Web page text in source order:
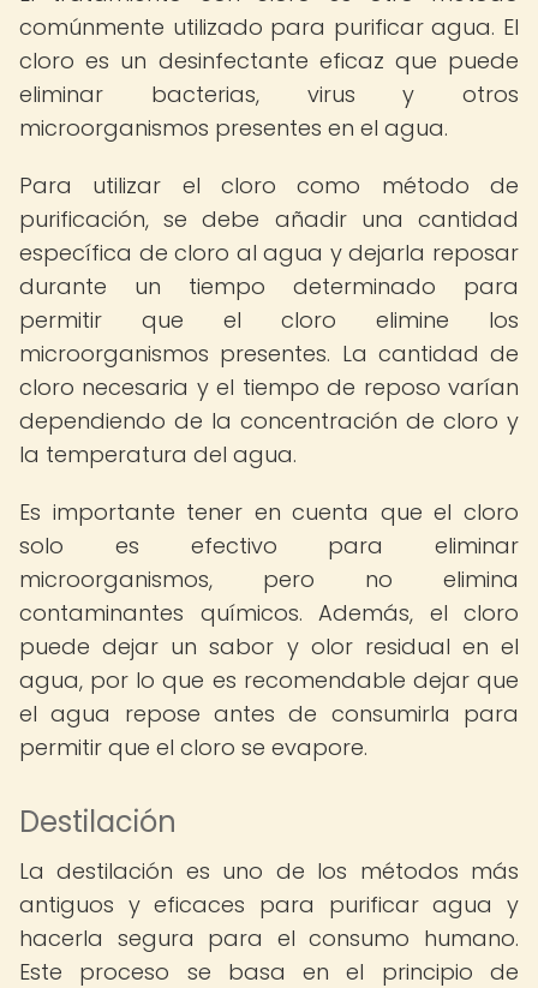
comúnmente utilizado para purificar agua. El
cloro es un desinfectante eficaz que puede
eliminar bacterias, virus y otros
microorganismos presentes en el agua.
Para utilizar el cloro como método de
purificación, se debe añadir una cantidad
específica de cloro al agua y dejarla reposar
durante un tiempo determinado para
permitir que el cloro elimine los
microorganismos presentes. La cantidad de
cloro necesaria y el tiempo de reposo varían
dependiendo de la concentración de cloro y
la temperatura del agua.
Es importante tener en cuenta que el cloro
solo es efectivo para eliminar
microorganismos, pero no elimina
contaminantes químicos. Además, el cloro
puede dejar un sabor y olor residual en el
agua, por lo que es recomendable dejar que
el agua repose antes de consumirla para
permitir que el cloro se evapore.
Destilación
La destilación es uno de los métodos más
antiguos y eficaces para purificar agua y
hacerla segura para el consumo humano.
Este proceso se basa en el principio de